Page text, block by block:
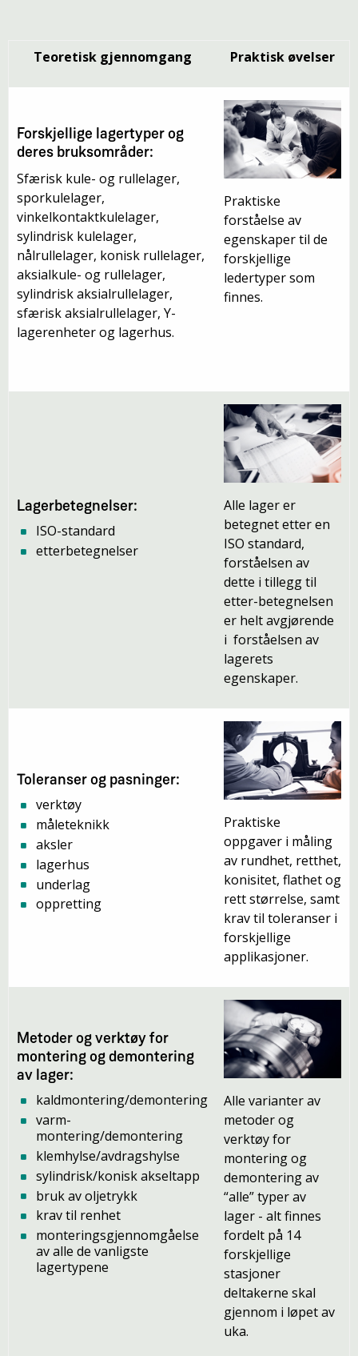
Teoretisk gjennomgang Praktisk øvelser
Forskjellige lagertyper og
deres bruksområder:
Sfærisk kule- og rullelager,
sporkulelager,
vinkelkontaktkulelager,
sylindrisk kulelager,
nålrullelager, konisk rullelager,
aksialkule- og rullelager,
sylindrisk aksialrullelager,
sfærisk aksialrullelager, Y-
lagerenheter og lagerhus.
Praktiske
forståelse av
egenskaper til de
forskjellige
ledertyper som
finnes.
Lagerbetegnelser:
ISO-standard
etterbetegnelser
Alle lager er
betegnet etter en
ISO standard,
forståelsen av
dette i tillegg til
etter-betegnelsen
er helt avgjørende
i forståelsen av
lagerets
egenskaper.
Toleranser og pasninger:
verktøy
måleteknikk
aksler
lagerhus
underlag
oppretting
Praktiske
oppgaver i måling
av rundhet, retthet,
konisitet, flathet og
rett størrelse, samt
krav til toleranser i
forskjellige
applikasjoner.
Metoder og verktøy for
montering og demontering
av lager:
kaldmontering/demontering
varm-
montering/demontering
klemhylse/avdragshylse
sylindrisk/konisk akseltapp
bruk av oljetrykk
krav til renhet
monteringsgjennomgåelse
av alle de vanligste
lagertypene
Alle varianter av
metoder og
verktøy for
montering og
demontering av
“alle” typer av
lager - alt finnes
fordelt på 14
forskjellige
stasjoner
deltakerne skal
gjennom i løpet av
uka.